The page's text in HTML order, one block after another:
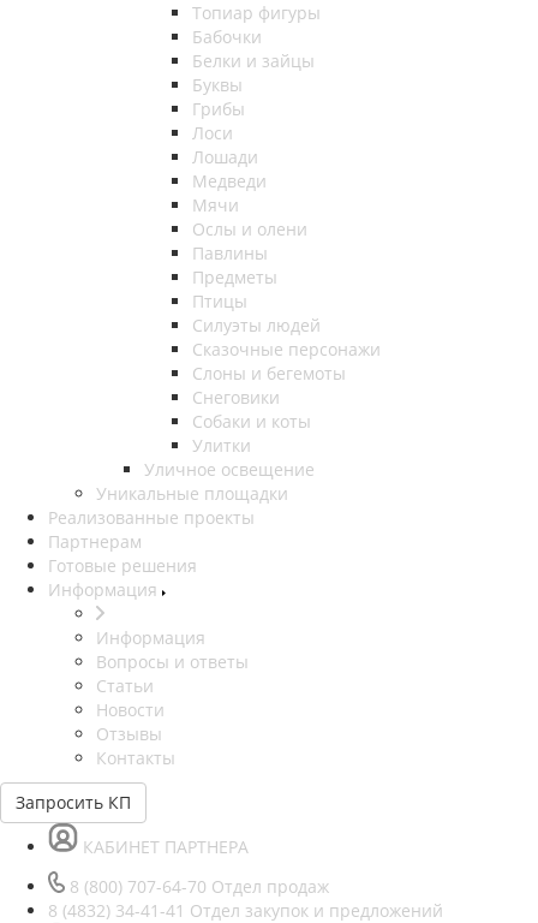
Топиар фигуры
Бабочки
Белки и зайцы
Буквы
Грибы
Лоси
Лошади
Медведи
Мячи
Ослы и олени
Павлины
Предметы
Птицы
Силуэты людей
Сказочные персонажи
Слоны и бегемоты
Снеговики
Собаки и коты
Улитки
Уличное освещение
Уникальные площадки
Реализованные проекты
Партнерам
Готовые решения
Информация
Информация
Вопросы и ответы
Статьи
Новости
Отзывы
Контакты
Запросить КП
КАБИНЕТ ПАРТНЕРА
8 (800) 707-64-70 Отдел продаж
8 (4832) 34-41-41 Отдел закупок и предложений